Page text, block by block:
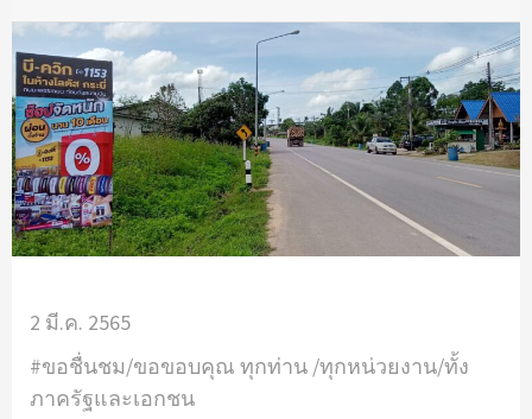
2 มี.ค. 2565
#ขอชื่นชม/ขอขอบคุณ ทุกท่าน /ทุกหน่วยงาน/ทั้ง
ภาครัฐและเอกชน